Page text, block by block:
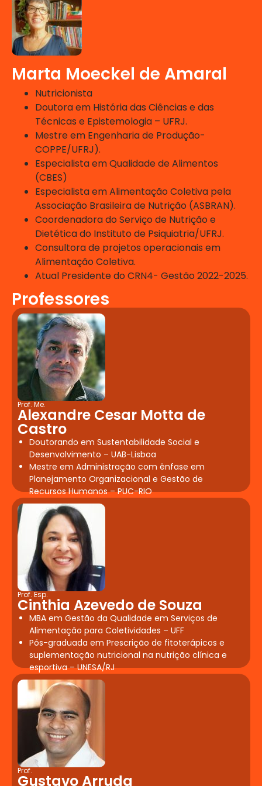
Finanças:
Formas de custeamento de produtos e
serviços nos segmentos de alimentação.
ficha técnica, mark up, margem de
contribuição, ponto de equilíbrio,
formação de preços. Planejamento
financeiro. Noções de finanças,
indicadores financeiros e fundamentos
da contabilidade.
Alimentação Coletiva
e Gastronomia:
Planejamento de Cardápios: Regras
gerais de elaboração de cardápios.
Alimentação para fins específicos
(diversas patologias).
Alimentos e Bebidas: Técnica dietética:
conceito e objetivo, terminologia,
equivalência peso/volume. Gastronomia
e sua aplicabilidade em Alimentação
Coletiva.
Eventos e Serviços de Alimentação
Gestão Estratégica de
Pessoas
Aquisição e Desenvolvimento de RH.
Relações Trabalhistas e Administração
de Pessoal. Saúde e Segurança no
Trabalho em Serviços de Alimentação
Gerência e Liderança
Aspectos da Liderança. Gestão do tempo
e produtividade.
Gestão da Qualidade
em Serviços de
Alimentação
Qualidade. Liderança, estratégia e gestão.
Controle da qualidade total, custos e
rentabilidade, qualidade da matéria
prima, auditorias de fornecedores.
Planejamento, Projetos Físicos e
Marta Moeckel de Amaral
Nutricionista
Doutora em História das Ciências e das
Técnicas e Epistemologia – UFRJ.
Mestre em Engenharia de Produção-
COPPE/UFRJ).
Especialista em Qualidade de Alimentos
(CBES)
Especialista em Alimentação Coletiva pela
Associação Brasileira de Nutrição (ASBRAN).
Coordenadora do Serviço de Nutrição e
Dietética do Instituto de Psiquiatria/UFRJ.
Consultora de projetos operacionais em
Alimentação Coletiva.
Atual Presidente do CRN4- Gestão 2022-2025.
Professores
Prof. Me.
Alexandre Cesar Motta de
Castro
Doutorando em Sustentabilidade Social e
Desenvolvimento – UAB-Lisboa
Mestre em Administração com ênfase em
Planejamento Organizacional e Gestão de
Recursos Humanos – PUC-RIO
Prof. Esp.
Cinthia Azevedo de Souza
MBA em Gestão da Qualidade em Serviços de
Alimentação para Coletividades – UFF
Pós-graduada em Prescrição de fitoterápicos e
suplementação nutricional na nutrição clínica e
esportiva – UNESA/RJ
Prof.
Gustavo Arruda